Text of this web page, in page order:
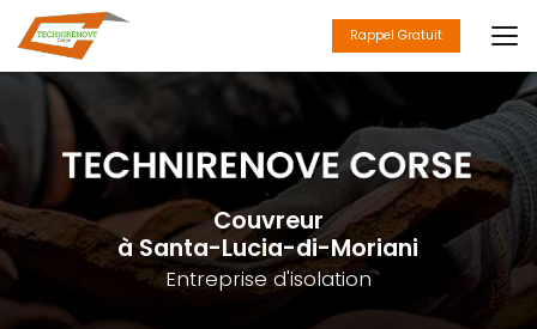
au
contenu
principal
Rappel Gratuit
Couvreur
à Santa-Lucia-di-Moriani
Entreprise d'isolation